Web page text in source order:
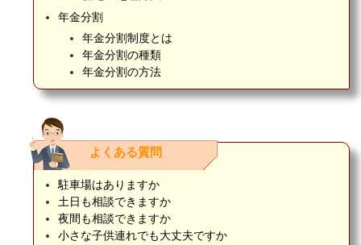
年金分割
年金分割制度とは
年金分割の種類
年金分割の方法
よくある質問
駐車場はありますか
土日も相談できますか
夜間も相談できますか
小さな子供連れでも大丈夫ですか